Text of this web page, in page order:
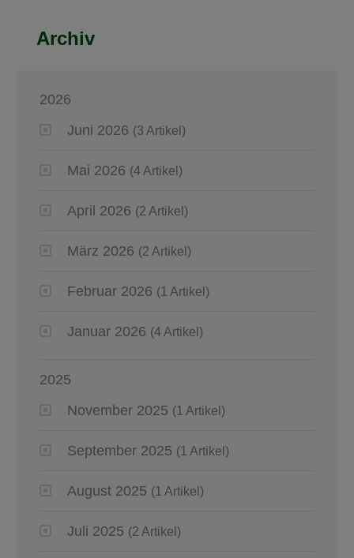
Archiv
2026
Juni 2026 (3 Artikel)
Mai 2026 (4 Artikel)
April 2026 (2 Artikel)
März 2026 (2 Artikel)
Februar 2026 (1 Artikel)
Januar 2026 (4 Artikel)
2025
November 2025 (1 Artikel)
September 2025 (1 Artikel)
August 2025 (1 Artikel)
Juli 2025 (2 Artikel)